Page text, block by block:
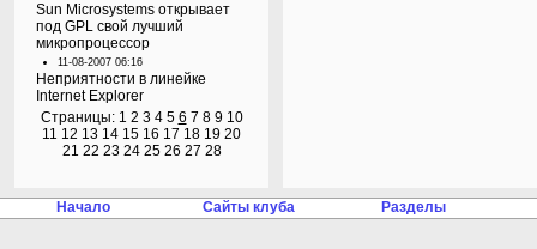
Sun Microsystems открывает
под GPL свой лучший
микропроцессор
11-08-2007 06:16
Неприятности в линейке
Internet Explorer
Страницы: 1 2 3 4 5 6 7 8 9 10
11 12 13 14 15 16 17 18 19 20
21 22 23 24 25 26 27 28
Начало Сайты клуба Разделы